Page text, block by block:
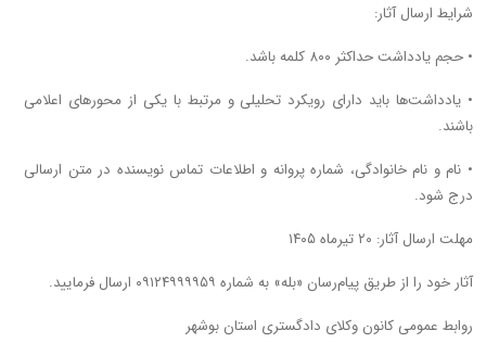
شرایط ارسال آثار:
• حجم یادداشت حداکثر ۸۰۰ کلمه باشد.
• یادداشت‌ها باید دارای رویکرد تحلیلی و مرتبط با یکی از محورهای اعلامی
باشند.
• نام و نام خانوادگی، شماره پروانه و اطلاعات تماس نویسنده در متن ارسالی
درج شود.
مهلت ارسال آثار: ۲۰ تیرماه ۱۴۰۵
آثار خود را از طریق پیام‌رسان «بله» به شماره ۰۹۱۲۴۹۹۹۹۵۹ ارسال فرمایید.
روابط عمومی کانون وکلای دادگستری استان بوشهر